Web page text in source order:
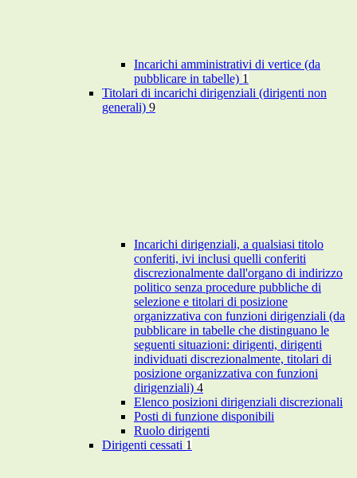
Incarichi amministrativi di vertice (da
pubblicare in tabelle) 1
Titolari di incarichi dirigenziali (dirigenti non
generali) 9
Incarichi dirigenziali, a qualsiasi titolo
conferiti, ivi inclusi quelli conferiti
discrezionalmente dall'organo di indirizzo
politico senza procedure pubbliche di
selezione e titolari di posizione
organizzativa con funzioni dirigenziali (da
pubblicare in tabelle che distinguano le
seguenti situazioni: dirigenti, dirigenti
individuati discrezionalmente, titolari di
posizione organizzativa con funzioni
dirigenziali) 4
Elenco posizioni dirigenziali discrezionali
Posti di funzione disponibili
Ruolo dirigenti
Dirigenti cessati 1